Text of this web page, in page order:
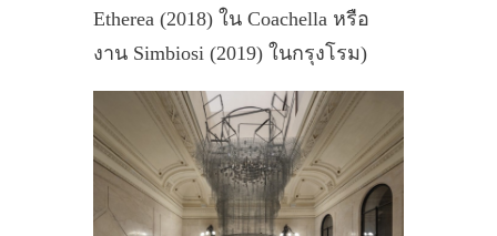
Etherea (2018) ใน Coachella หรือ
งาน Simbiosi (2019) ในกรุงโรม)